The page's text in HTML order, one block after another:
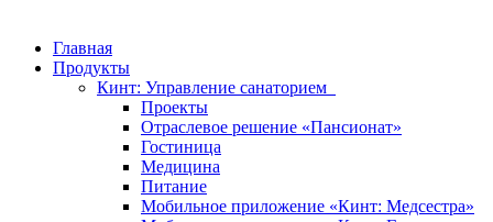
Главная
Продукты
Кинт: Управление санаторием
Проекты
Отраслевое решение «Пансионат»
Гостиница
Медицина
Питание
Мобильное приложение «Кинт: Медсестра»